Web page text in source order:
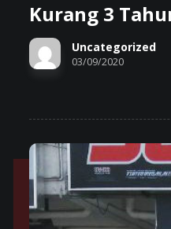
Kurang 3
Uncategorized
03/09/2020